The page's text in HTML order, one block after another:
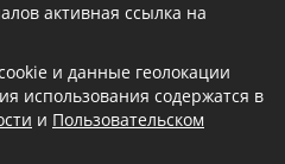
активная ссылка на
и данные геолокации
использования содержатся в
и Пользовательском